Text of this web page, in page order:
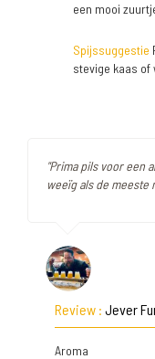
een mooi
Spijssuggestie
stevige kaas of
"Prima pils voor een
weeïg als de meeste
Review : Jever
Aroma